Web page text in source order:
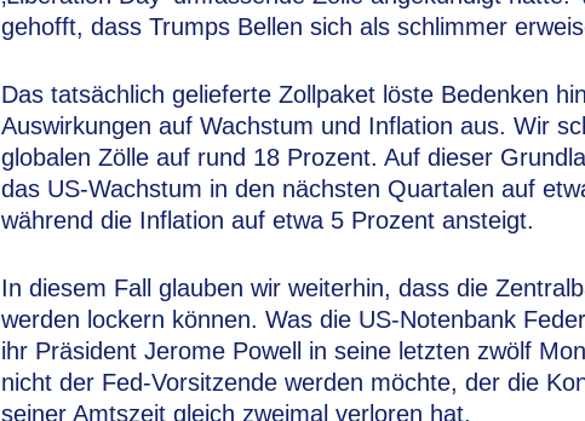
gehofft, dass Trumps Bellen sich als schlimmer
Das tatsächlich gelieferte Zollpaket löste Bedenken
Auswirkungen auf Wachstum und Inflation aus. Wir
globalen Zölle auf rund 18 Prozent. Auf dieser
das US-Wachstum in den nächsten Quartalen auf
während die Inflation auf etwa 5 Prozent ansteigt.
In diesem Fall glauben wir weiterhin, dass die
werden lockern können. Was die US-Notenbank
ihr Präsident Jerome Powell in seine letzten zwölf
nicht der Fed-Vorsitzende werden möchte, der die
seiner Amtszeit gleich zweimal verloren hat.